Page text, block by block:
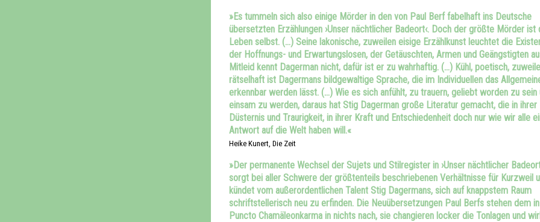
»Es tummeln sich also einige Mörder in den von Paul Berf fabelhaft ins Deutsche
übersetzten Erzählungen ›Unser nächtlicher Badeort‹. Doch der größte Mörder ist
Leben selbst. (…) Seine lakonische, zuweilen eisige Erzählkunst leuchtet die
der Hoffnungs- und Erwartungslosen, der Getäuschten, Armen und Geängstigten
Mitleid kennt Dagerman nicht, dafür ist er zu wahrhaftig. (…) Kühl, poetisch,
rätselhaft ist Dagermans bildgewaltige Sprache, die im Individuellen das
erkennbar werden lässt. (…) Wie es sich anfühlt, zu trauern, geliebt worden zu sein
einsam zu werden, daraus hat Stig Dagerman große Literatur gemacht, die in ihrer
Düsternis und Traurigkeit, in ihrer Kraft und Entschiedenheit doch nur wie wir alle
Antwort auf die Welt haben will.«
Heike Kunert, Die Zeit
»Der permanente Wechsel der Sujets und Stilregister in ›Unser nächtlicher
sorgt bei aller Schwere der größtenteils beschriebenen Verhältnisse für Kurzweil
kündet vom außerordentlichen Talent Stig Dagermans, sich auf knappstem Raum
schriftstellerisch neu zu erfinden. Die Neuübersetzungen Paul Berfs stehen dem in
Puncto Chamäleonkarma in nichts nach, sie changieren locker die Tonlagen und